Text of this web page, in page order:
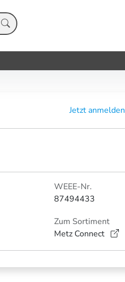
Jetzt anmelden
WEEE-Nr.
87494433
Zum Sortiment
Metz Connect